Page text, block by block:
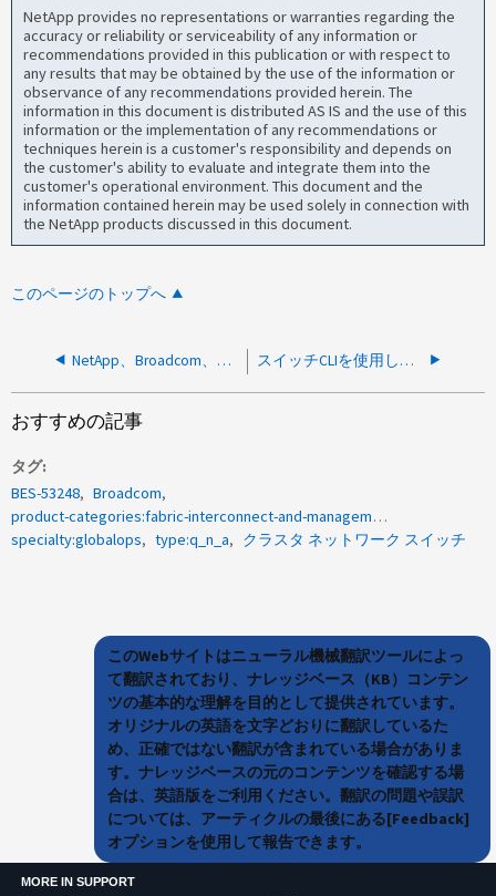
NetApp provides no representations or warranties regarding the
accuracy or reliability or serviceability of any information or
recommendations provided in this publication or with respect to
any results that may be obtained by the use of the information or
observance of any recommendations provided herein. The
information in this document is distributed AS IS and the use of this
information or the implementation of any recommendations or
techniques herein is a customer's responsibility and depends on
the customer's ability to evaluate and integrate them into the
customer's operational environment. This document and the
information contained herein may be used solely in connection with
the NetApp products discussed in this document.
このページのトップへ
NetApp、Broadcom、およびお客様がスイッチのトラブルシューティングと交換のために協力する方法を教えてください。 スイッチCLIを使用してBrocadeスイッチ設定をバックアップする方法
おすすめの記事
タグ
BES-53248
Broadcom
product-categories:fabric-interconnect-and-management-switches
specialty:globalops
type:q_n_a クラスタ ネットワーク スイッチ
このWebサイトはニューラル機械翻訳ツールによっ
て翻訳されており、ナレッジベース（KB）コンテン
ツの基本的な理解を目的として提供されています。
オリジナルの英語を文字どおりに翻訳しているた
め、正確ではない翻訳が含まれている場合がありま
す。ナレッジベースの元のコンテンツを確認する場
合は、英語版をご利用ください。翻訳の問題や誤訳
については、アーティクルの最後にある[Feedback]
オプションを使用して報告できます。
MORE IN SUPPORT